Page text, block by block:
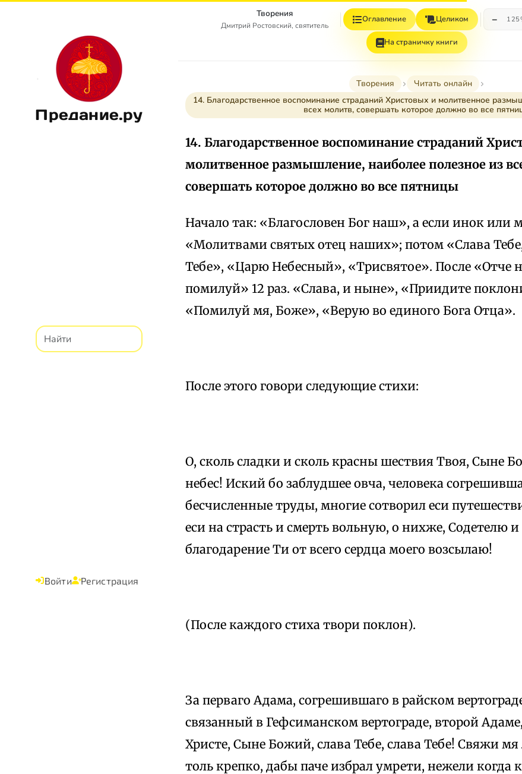
Предание.ру
Войти Регистрация
Творения
Дмитрий Ростовский, святитель
Оглавление Целиком −
На страничку книги
Творения
Читать онлайн
14. Благодарственное воспоминание страданий Христовых и молитвенное
всех молитв, совершать которое должно во все
14. Благодарственное воспоминание страданий
молитвенное размышление, наиболее полезное из
совершать которое должно во все пятницы
Начало так: «Благословен Бог наш», а если инок или
«Молитвами святых отец наших»; потом «Слава
Тебе», «Царю Небесный», «Трисвятое». После «Отче
помилуй» 12 раз. «Слава, и ныне», «Приидите
«Помилуй мя, Боже», «Верую во единого Бога Отца».
После этого говори следующие стихи:
О, сколь сладки и сколь красны шествия Твоя, Сыне
небес! Иский бо заблудшее овча, человека
бесчисленные труды, многие сотворил еси
еси на страсть и смерть вольную, о нихже, Содетелю
благодарение Ти от всего сердца моего возсылаю!
(После каждого стиха твори поклон).
За перваго Адама, согрешившаго в райском
связанный в Гефсиманском вертограде, второй
Христе, Сыне Божий, слава Тебе, слава Тебе! Свяжи
толь крепко, дабы паче избрал умрети, нежели когда